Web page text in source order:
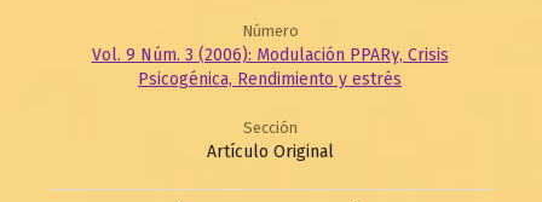
Número
Vol. 9 Núm. 3 (2006): Modulación PPARγ, Crisis
Psicogénica, Rendimiento y estrés
Sección
Artículo Original